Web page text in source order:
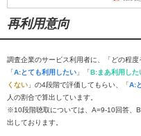
再利用意向
調査企業のサービス利用者に、「どの程
「A:とても利用したい 」「B:まあ利用した
くない 」の4段階で評価してもらい、「A:
人の割合で算出しています。
※10段階聴取については、A=9-10回答、
出しております。